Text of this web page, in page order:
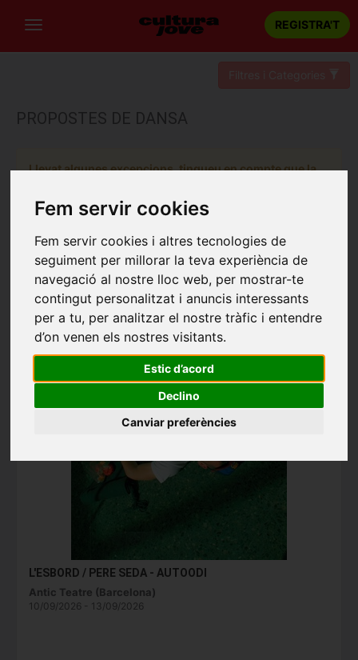
Fem servir cookies
Fem servir cookies i altres tecnologies de
seguiment per millorar la teva experiència de
navegació al nostre lloc web, per mostrar-te
contingut personalitzat i anuncis interessants
per a tu, per analitzar el nostre tràfic i entendre
d’on venen els nostres visitants.
Estic d’acord
Declino
Canviar preferències
REGISTRA'T
PROPOSTES DE DANSA
Llevat algunes excepcions, tingueu en compte que la
abans de la sessió escollida.
L'ESBORD / PERE SEDA - AUTOODI
Antic Teatre (Barcelona)
10/09/2026 - 13/09/2026